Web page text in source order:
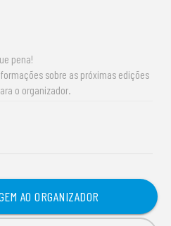
pena!
sobre as próximas edições
o organizador.
AO ORGANIZADOR